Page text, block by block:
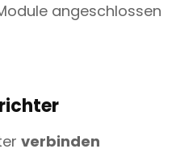
angeschlossen
verbinden